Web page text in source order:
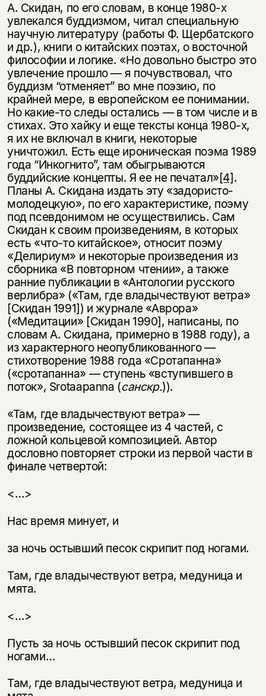
А. Скидан, по его словам, в конце 1980-х
увлекался буддизмом, читал специальную
научную литературу (работы Ф. Щербатского
и др.), книги о китайских поэтах, о восточной
философии и логике. «Но довольно быстро это
увлечение прошло — я почувствовал, что
буддизм “отменяет” во мне поэзию, по
крайней мере, в европейском ее понимании.
Но какие-то следы остались — в том числе и в
стихах. Это хайку и еще тексты конца 1980-х,
я их не включал в книги, некоторые
уничтожил. Есть еще ироническая поэма 1989
года “Инкогнито”, там обыгрываются
буддийские концепты. Я ее не печатал»[4].
Планы А. Скидана издать эту «задористо-
молодецкую», по его характеристике, поэму
под псевдонимом не осуществились. Сам
Скидан к своим произведениям, в которых
есть «что-то китайское», относит поэму
«Делириум» и некоторые произведения из
сборника «В повторном чтении», а также
ранние публикации в «Антологии русского
верлибра» («Там, где владычествуют ветра»
[Скидан 1991]) и журнале «Аврора»
(«Медитации» [Скидан 1990], написаны, по
словам А. Скидана, примерно в 1988 году), а
из характерного неопубликованного —
стихотворение 1988 года «Сротапанна»
(«сротапанна» — ступень «вступившего в
поток», Srotaapanna (санскр.)).
«Там, где владычествуют ветра» —
произведение, состоящее из 4 частей, с
ложной кольцевой композицией. Автор
дословно повторяет строки из первой части в
финале четвертой:
<…>
Нас время минует, и
за ночь остывший песок скрипит под ногами.
Там, где владычествуют ветра, медуница и
мята.
<…>
Пусть за ночь остывший песок скрипит под
ногами…
Там, где владычествуют ветра, медуница и
Подписка на рассылку
Раз в неделю мы отправляем рассылку
о книгах и событиях «НЛО».
За подписку дарим промокод на
Я соглашаюсь с
Этой книги временно
нет в продаже.
Вы можете подписаться на
уведомления, и при поступлении книги
на склад получить письмо на указанный
электронный адрес.
Я соглашаюсь с
не предназначена для
несовершеннолетних
Скажите, пожалуйста,
вам уже исполнилось 18 лет?